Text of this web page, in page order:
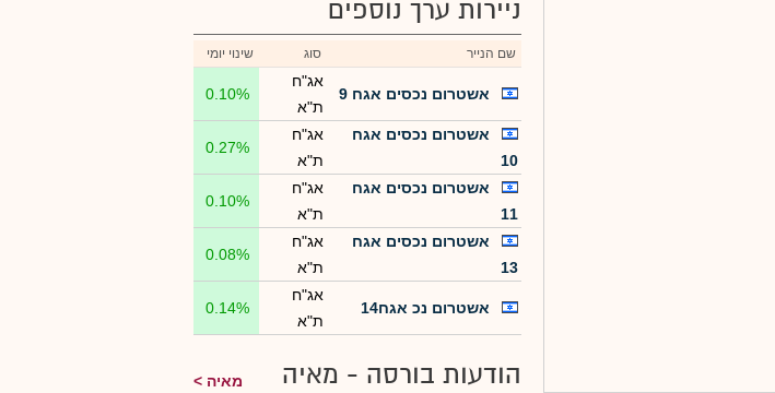
ניירות ערך נוספים
שם הנייר סוג שינוי יומי
אשטרום נכסים אגח 9
אג"ח
ת"א
0.10%
אשטרום נכסים אגח
10
אג"ח
ת"א
0.27%
אשטרום נכסים אגח
11
אג"ח
ת"א
0.10%
אשטרום נכסים אגח
13
אג"ח
ת"א
0.08%
אשטרום נכ אגח14
אג"ח
ת"א
0.14%
הודעות בורסה - מאיה מאיה